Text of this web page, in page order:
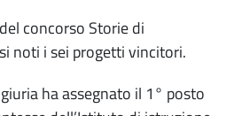
concorso Storie di
noti i sei progetti vincitori.
ha assegnato il 1° posto